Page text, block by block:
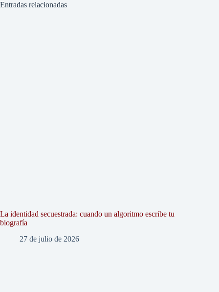
Entradas relacionadas
La identidad secuestrada: cuando un algoritmo escribe tu
biografía
27 de julio de 2026